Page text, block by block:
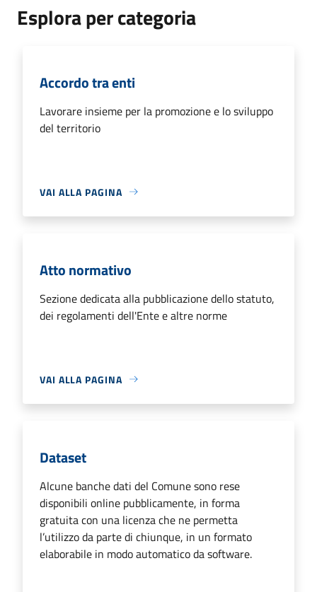
Esplora per categoria
Accordo tra enti
Lavorare insieme per la promozione e lo sviluppo
del territorio
VAI ALLA PAGINA
Atto normativo
Sezione dedicata alla pubblicazione dello statuto,
dei regolamenti dell'Ente e altre norme
VAI ALLA PAGINA
Dataset
Alcune banche dati del Comune sono rese
disponibili online pubblicamente, in forma
gratuita con una licenza che ne permetta
l’utilizzo da parte di chiunque, in un formato
elaborabile in modo automatico da software.